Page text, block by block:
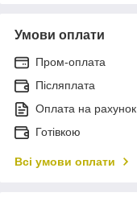
Умови оплати
Пром-оплата
Післяплата
Оплата на рахунок
Готівкою
Всі умови оплати